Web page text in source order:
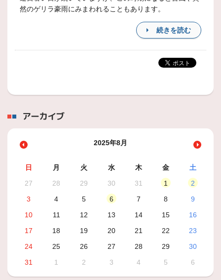
然のゲリラ豪雨にみまわれることもあります。
続きを読む
アーカイブ
2025年8月
日 月 火 水 木 金
土
27
28 29 30 31 1
2
3
4 5 6 7 8
9
10
11 12 13 14 15
16
17
18 19 20 21 22
23
24
25 26 27 28 29
30
31
1 2 3 4 5 6